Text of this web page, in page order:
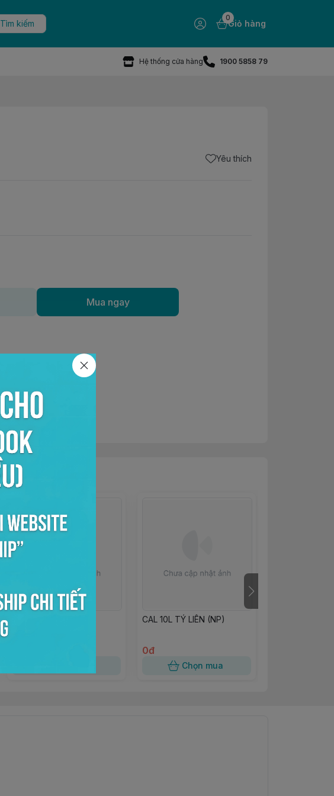
Tìm kiếm
0
Giỏ hàng
Hệ thống cửa hàng 1900 5858 79
Yêu thích
Mua ngay
CAL 10L TÝ LIÊN (NP)
0đ
Chọn mua